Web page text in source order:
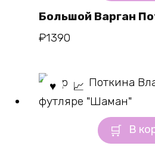
Большой Варган
₽1390
В